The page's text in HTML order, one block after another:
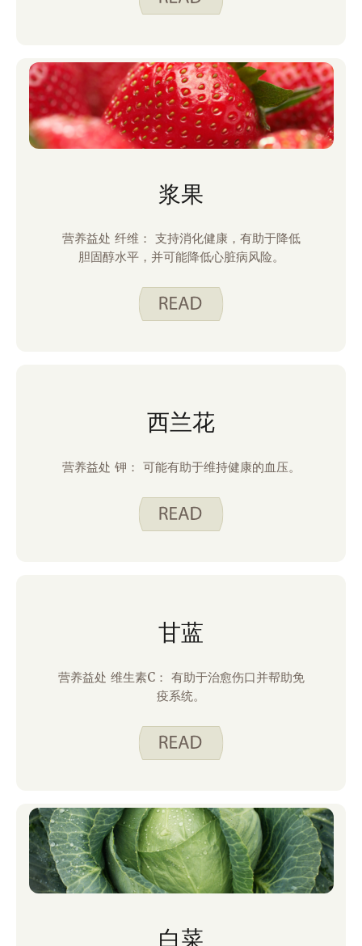
浆果
营养益处 纤维： 支持消化健康，有助于降低
胆固醇水平，并可能降低心脏病风险。
西兰花
营养益处 钾： 可能有助于维持健康的血压。
甘蓝
营养益处 维生素C： 有助于治愈伤口并帮助免
疫系统。
白菜